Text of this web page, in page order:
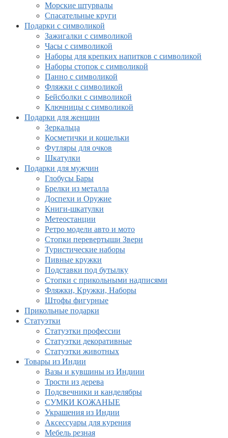
Морские штурвалы
Спасательные круги
Подарки с символикой
Зажигалки с символикой
Часы с символикой
Наборы для крепких напитков с символикой
Наборы стопок с символикой
Панно с символикой
Фляжки с символикой
Бейсболки с символикой
Ключницы с символикой
Подарки для женщин
Зеркальца
Косметички и кошельки
Футляры для очков
Шкатулки
Подарки для мужчин
Глобусы Бары
Брелки из металла
Доспехи и Оружие
Книги-шкатулки
Метеостанции
Ретро модели авто и мото
Стопки перевертыши Звери
Туристические наборы
Пивные кружки
Подставки под бутылку
Стопки с прикольными надписями
Фляжки, Кружки, Наборы
Штофы фигурные
Прикольные подарки
Статуэтки
Статуэтки профессии
Статуэтки декоративные
Статуэтки животных
Товары из Индии
Вазы и кувшины из Индиии
Трости из дерева
Подсвечники и канделябры
СУМКИ КОЖАНЫЕ
Украшения из Индии
Аксессуары для курения
Мебель резная